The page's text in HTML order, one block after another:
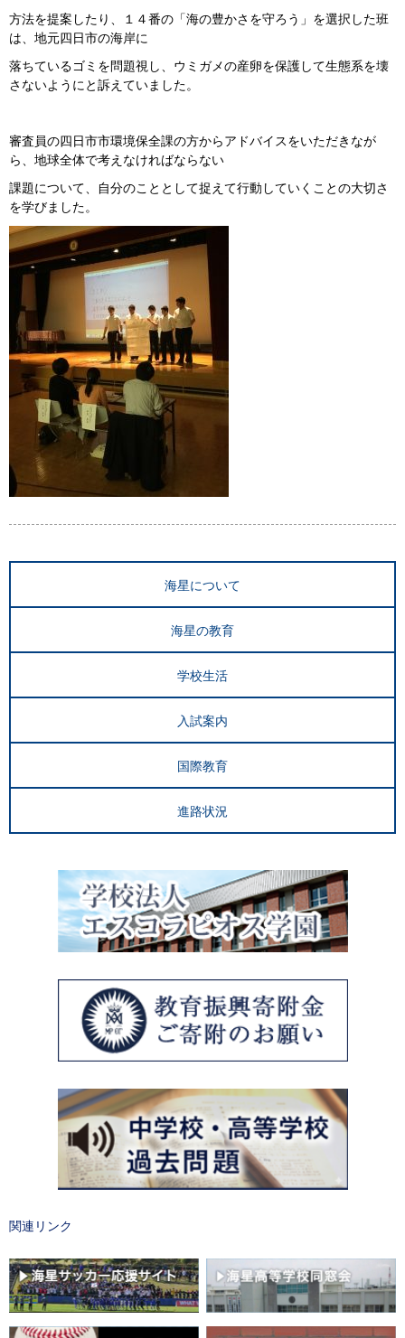
方法を提案したり、１４番の「海の豊かさを守ろう」を選択した班
は、地元四日市の海岸に
落ちているゴミを問題視し、ウミガメの産卵を保護して生態系を壊
さないようにと訴えていました。
審査員の四日市市環境保全課の方からアドバイスをいただきなが
ら、地球全体で考えなければならない
課題について、自分のこととして捉えて行動していくことの大切さ
を学びました。
海星について
海星の教育
学校生活
入試案内
国際教育
進路状況
関連リンク